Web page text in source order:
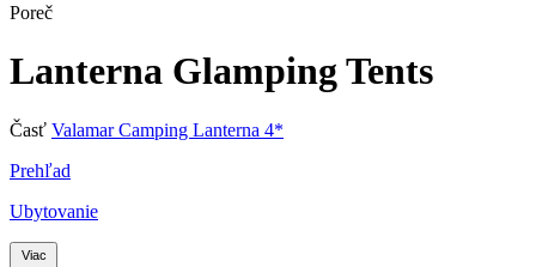
Poreč
Lanterna Glamping Tents
Časť Valamar Camping Lanterna 4*
Prehľad
Ubytovanie
Viac